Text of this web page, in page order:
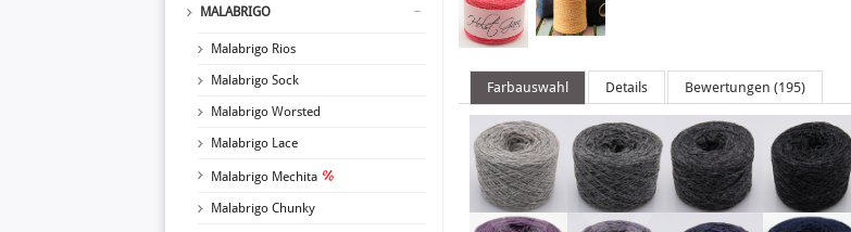
MALABRIGO
Malabrigo Rios
Malabrigo Sock
Malabrigo Worsted
Malabrigo Lace
Malabrigo Mechita
Malabrigo Chunky
Farbauswahl Details Bewertungen (195)